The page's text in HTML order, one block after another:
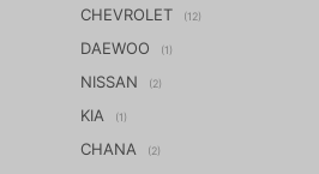
CHEVROLET (12)
DAEWOO (1)
NISSAN (2)
KIA (1)
CHANA (2)